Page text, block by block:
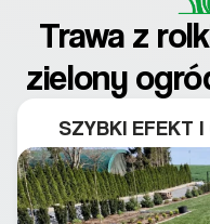
Trawa z
zielony
SZYBKI EFEKT